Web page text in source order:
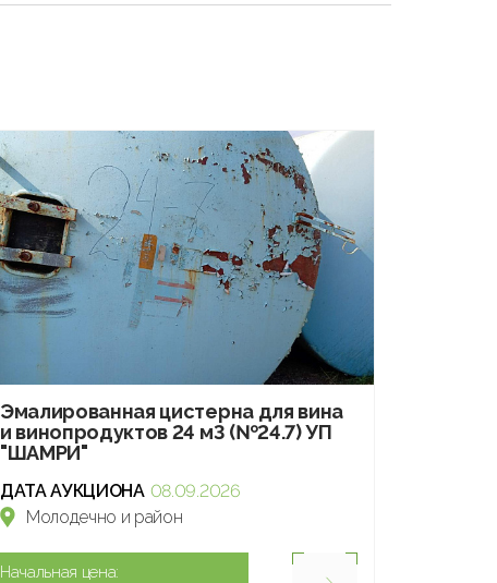
Эмалированная цистерна для вина
и винопродуктов 24 м3 (№24.7) УП
"ШАМРИ"
ДАТА АУКЦИОНА 08.09.2026
Молодечно и район
Начальная цена: